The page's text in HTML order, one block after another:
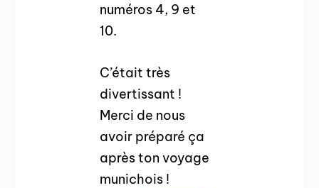
numéros 4, 9 et
10.
C’était très
divertissant !
Merci de nous
avoir préparé ça
après ton voyage
munichois !